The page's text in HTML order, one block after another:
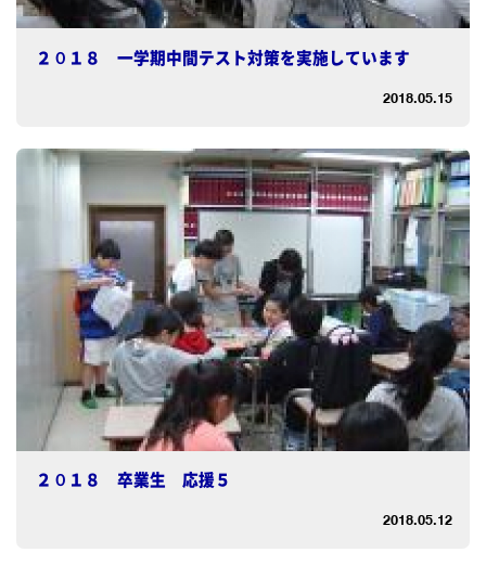
２０１８ 一学期中間テスト対策を実施しています
2018.05.15
２０１８ 卒業生 応援５
2018.05.12